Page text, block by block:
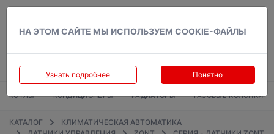
НА ЭТОМ САЙТЕ МЫ ИСПОЛЬЗУЕМ COOKIE-ФАЙЛЫ
Узнать подробнее Понятно
КОТЛЫ КОНДИЦИОНЕРЫ РАДИАТОРЫ ГАЗОВЫЕ КОЛОНКИ
КАТАЛОГ
КЛИМАТИЧЕСКАЯ АВТОМАТИКА